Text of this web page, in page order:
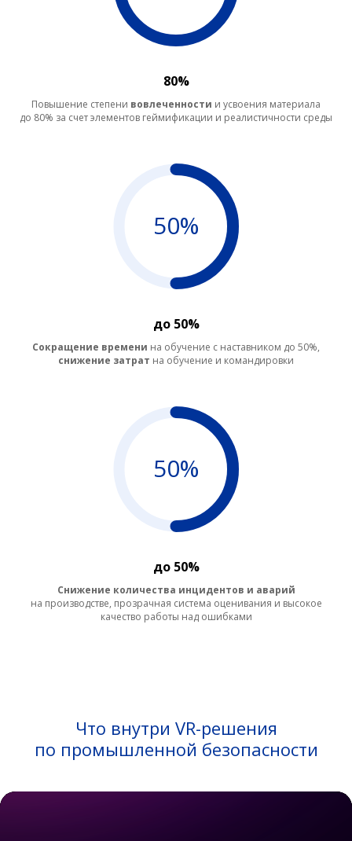
80%
Повышение степени вовлеченности и усвоения материала
до 80% за счет элементов геймификации и реалистичности среды
50%
до 50%
Сокращение времени на обучение с наставником до 50%,
снижение затрат на обучение и командировки
50%
до 50%
Снижение количества инцидентов и аварий
на производстве, прозрачная система оценивания и высокое
качество работы над ошибками
Что внутри VR-решения
по промышленной безопасности